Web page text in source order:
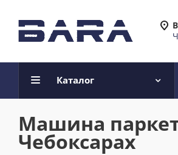
Каталог
Машина
Чебоксарах